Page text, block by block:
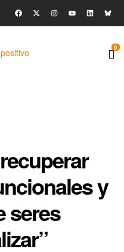
0
y
seres